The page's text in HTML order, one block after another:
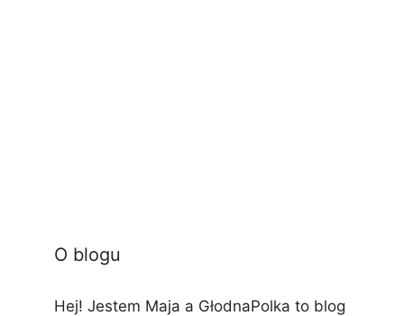
O blogu
Hej! Jestem Maja a GłodnaPolka to blog